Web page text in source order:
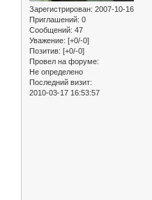
Зарегистрирован: 2007-10-16
Приглашений: 0
Сообщений: 47
Уважение: [+0/-0]
Позитив: [+0/-0]
Провел на форуме:
Не определено
Последний визит:
2010-03-17 16:53:57